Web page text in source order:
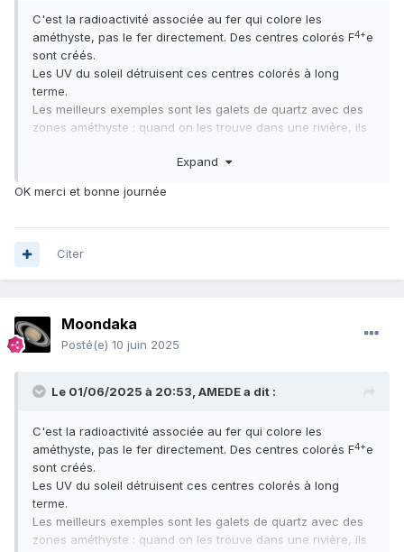
C'est la radioactivité associée au fer qui colore les
améthyste, pas le fer directement. Des centres colorés F4+e
sont créés.
Les UV du soleil détruisent ces centres colorés à long
terme.
Les meilleurs exemples sont les galets de quartz avec des
zones améthyste : quand on les trouve dans une rivière, ils
scie, on retrouve de la couleur dans les zones internes, non
Varenne fournissent des améthystes qui finissent par
The quartz page:
slowly, but you can't tell in advance. Even the intense
sunlight behind the window in your living room might do
:http://www.quartzpage.de/amethyst.html
C'est beaucoup mieux que des copié collé tronqués de
Wikipédia
Expand
OK merci et bonne journée
Citer
Moondaka
Posté(e) 10 juin 2025
Le 01/06/2025 à 20:53, AMEDEa dit :
C'est la radioactivité associée au fer qui colore les
améthyste, pas le fer directement. Des centres colorés F4+e
sont créés.
Les UV du soleil détruisent ces centres colorés à long
terme.
Les meilleurs exemples sont les galets de quartz avec des
zones améthyste : quand on les trouve dans une rivière, ils